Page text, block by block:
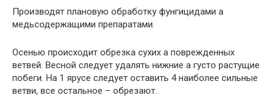
Производят плановую обработку фунгицидами a
медьсодержащими препаратами.
Осенью происходит обрезка сухих a поврежденных
ветвей. Весной следует удалять нижние a густо растущие
побеги. На 1 ярусе следует оставить 4 наиболее сильные
ветви, все остальное – обрезают.